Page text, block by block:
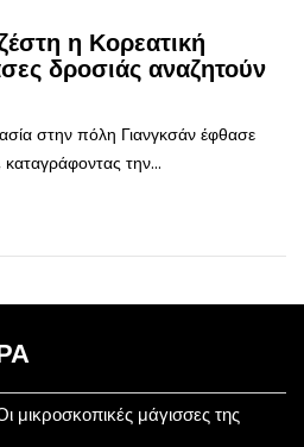
η Κορεατική
δροσιάς αναζητούν
στην πόλη Γιανγκσάν έφθασε
την...
μάγισσες της